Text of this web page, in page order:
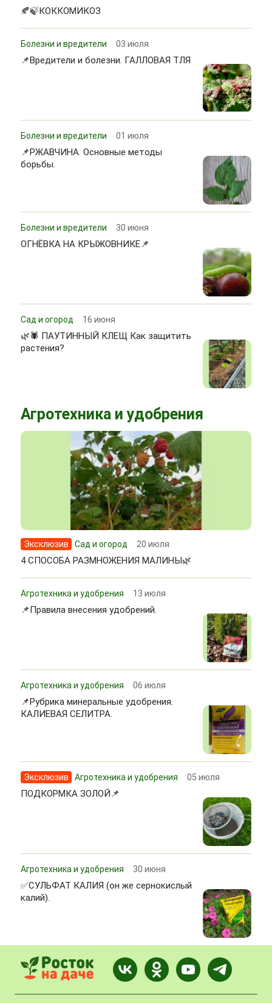
🍂🍃КОККОМИКОЗ
Болезни и вредители 03 июля
📌Вредители и болезни. ГАЛЛОВАЯ ТЛЯ
Болезни и вредители 01 июля
📌РЖАВЧИНА. Основные методы
борьбы.
Болезни и вредители 30 июня
ОГНЁВКА НА КРЫЖОВНИКЕ📌
Сад и огород 16 июня
🌿🕷 ПАУТИННЫЙ КЛЕЩ Как защитить
растения?
Агротехника и удобрения
Эксклюзив Сад и огород 20 июля
4 СПОСОБА РАЗМНОЖЕНИЯ МАЛИНЫ🌿
Агротехника и удобрения 13 июля
📌Правила внесения удобрений.
Агротехника и удобрения 06 июля
📌Рубрика минеральные удобрения.
КАЛИЕВАЯ СЕЛИТРА.
Эксклюзив Агротехника и удобрения 05 июля
ПОДКОРМКА ЗОЛОЙ📌
Агротехника и удобрения 30 июня
✅СУЛЬФАТ КАЛИЯ (он же сернокислый
калий).